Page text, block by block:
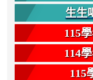
生生
115
114
115